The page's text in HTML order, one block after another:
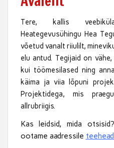
Tere, kallis
Heategevusühingu Hea
võetud vanalt riiulilt,
elu antud. Tegijaid on
kui töömesilased ning
käima ja viia lõpuni
Projektidega, mis
allrubriigis.
Kas leidsid, mida
ootame aadressile